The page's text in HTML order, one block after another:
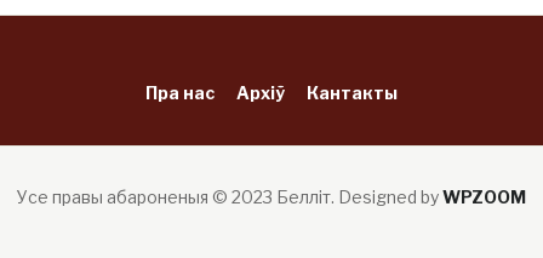
Пра нас Архіў Кантакты
Усе правы абароненыя © 2023 Белліт. Designed byWPZOOM